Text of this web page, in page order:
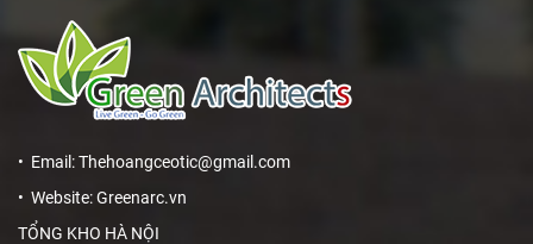
• Email: Thehoangceotic@gmail.com
• Website: Greenarc.vn
TỔNG KHO HÀ NỘI